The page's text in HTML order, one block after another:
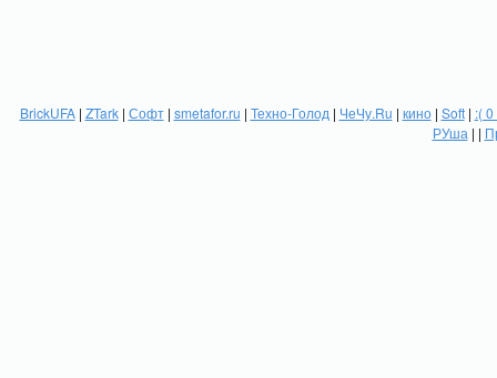
BrickUFA| ZTark| Софт| smetafor.ru | Техно-Голод | ЧеЧу.Ru | кино| Soft| :(
РУша | |